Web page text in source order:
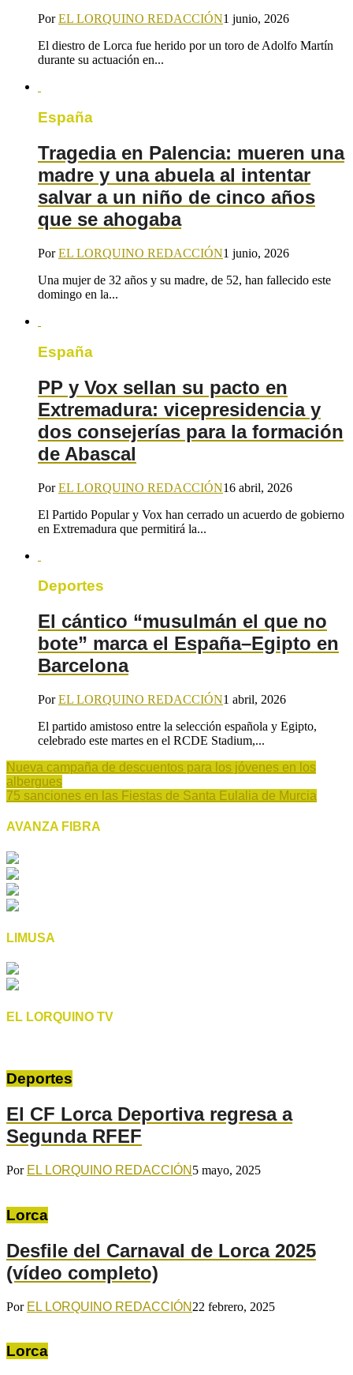
PorEL LORQUINO REDACCIÓN1 junio, 2026
El diestro de Lorca fue herido por un toro de Adolfo Martín
durante su actuación en...
España
Tragedia en Palencia: mueren una
madre y una abuela al intentar
salvar a un niño de cinco años
que se ahogaba
PorEL LORQUINO REDACCIÓN1 junio, 2026
Una mujer de 32 años y su madre, de 52, han fallecido este
domingo en la...
España
PP y Vox sellan su pacto en
Extremadura: vicepresidencia y
dos consejerías para la formación
de Abascal
PorEL LORQUINO REDACCIÓN16 abril, 2026
El Partido Popular y Vox han cerrado un acuerdo de gobierno
en Extremadura que permitirá la...
Deportes
El cántico “musulmán el que no
bote” marca el España–Egipto en
Barcelona
PorEL LORQUINO REDACCIÓN1 abril, 2026
El partido amistoso entre la selección española y Egipto,
celebrado este martes en el RCDE Stadium,...
Nueva campaña de descuentos para los jóvenes en los
albergues
75 sanciones en las Fiestas de Santa Eulalia de Murcia
AVANZA FIBRA
LIMUSA
EL LORQUINO TV
Deportes
El CF Lorca Deportiva regresa a
Segunda RFEF
Por EL LORQUINO REDACCIÓN 5 mayo, 2025
Lorca
Desfile del Carnaval de Lorca 2025
(vídeo completo)
Por EL LORQUINO REDACCIÓN 22 febrero, 2025
Lorca